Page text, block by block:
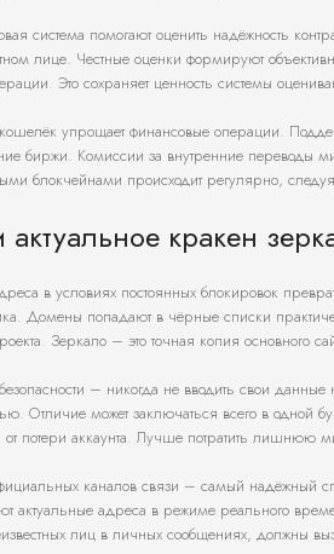
система помогают оценить надёжность
лице. Честные оценки формируют
Это сохраняет ценность системы
упрощает финансовые операции.
биржи. Комиссии за внутренние переводы
блокчейнами происходит регулярно,
актуальное кракен
в условиях постоянных блокировок
Домены попадают в чёрные списки
Зеркало – это точная копия основного
– никогда не вводить свои
Отличие может заключаться всего в одной
потери аккаунта. Лучше потратить лишнюю
каналов связи – самый надёжный
актуальные адреса в режиме реального
лиц в личных сообщениях, должны